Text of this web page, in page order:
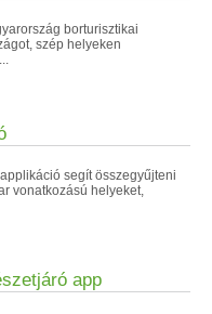
borturisztikai
szép helyeken
segít összegyűjteni
vonatkozású helyeket,
app